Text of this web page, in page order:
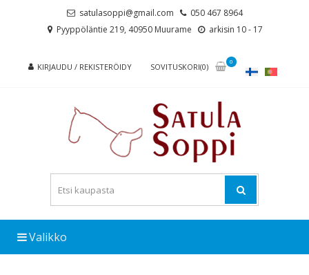
satulasoppi@gmail.com
050 467 8964
Pyyppöläntie 219, 40950 Muurame
arkisin 10 - 17
KIRJAUDU / REKISTERÖIDY SOVITUSKORI(0)
0
Valikko